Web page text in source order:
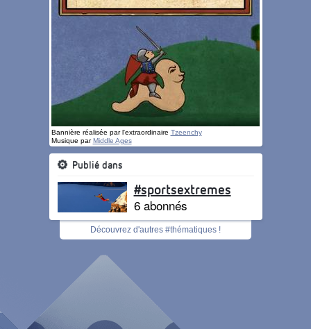
Bannière réalisée par l'extraordinaire Tzeenchy
Musique parMiddle Ages
Publié dans
#sportsextremes
6 abonnés
Découvrez d'autres #thématiques !